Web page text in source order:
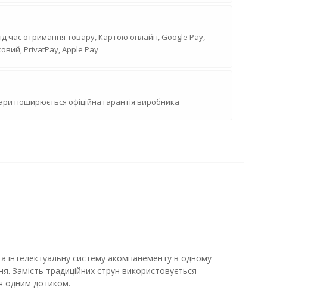
час отримання товару, Картою онлайн, Google Pay,
PrivatPay, Apple Pay
поширюється офіційна гарантія виробника
інтелектуальну систему акомпанементу в одному
Замість традиційних струн використовується
одним дотиком.